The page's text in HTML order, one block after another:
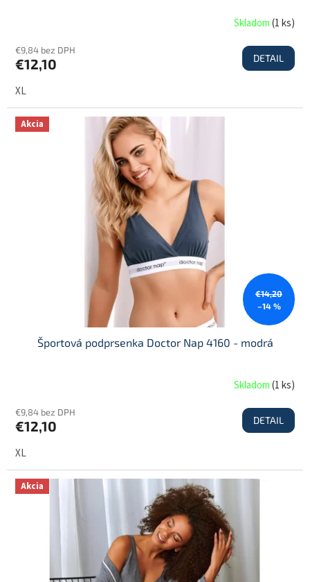
Skladom(1 ks)
€9,84 bez DPH
€12,10 DETAIL
XL
Akcia
€14,20
–14 %
Športová podprsenka Doctor Nap 4160 - modrá
Skladom(1 ks)
€9,84 bez DPH
€12,10 DETAIL
XL
Akcia